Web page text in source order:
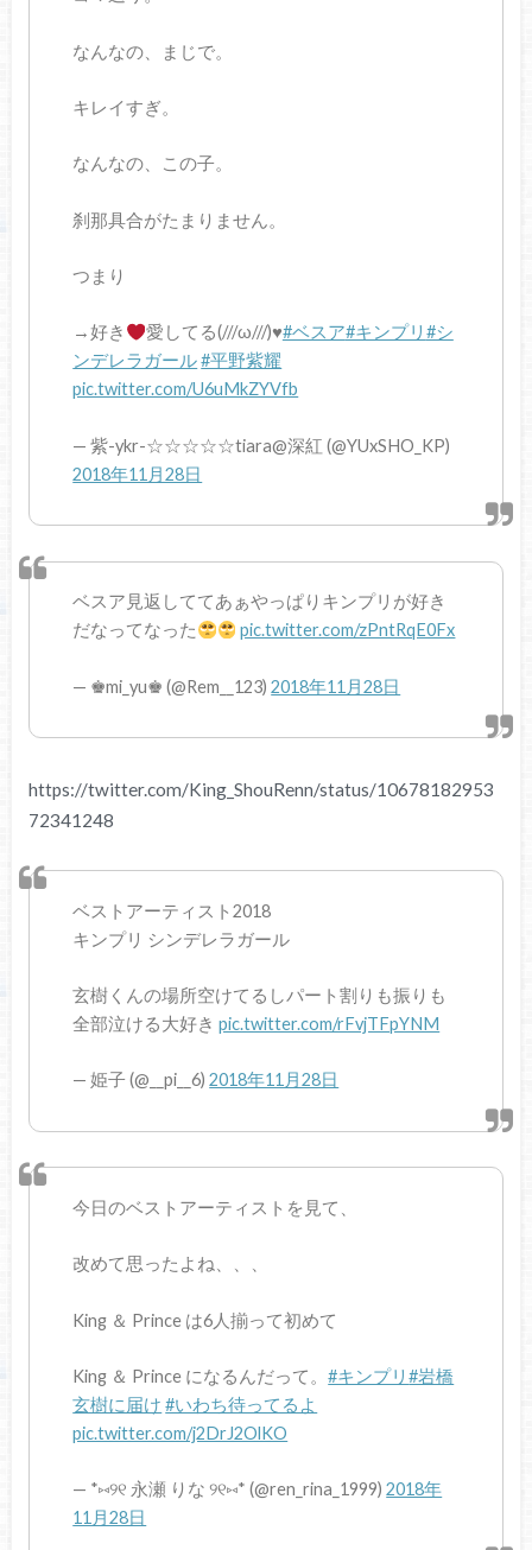
なんなの、まじで。
キレイすぎ。
なんなの、この子。
刹那具合がたまりません。
つまり
→好き 愛してる(///ω///)♥#ベスア#キンプリ #シ
ンデレラガール#平野紫耀
pic.twitter.com/U6uMkZYVfb
— 紫-ykr-☆☆☆☆☆tiara@深紅 (@YUxSHO_KP)
2018年11月28日
ベスア見返しててあぁやっぱりキンプリが好き
だなってなった
pic.twitter.com/zPntRqE0Fx
— ♚︎mi_yu♚︎ (@Rem__123)2018年11月28日
https://twitter.com/King_ShouRenn/status/10678182953
72341248
ベストアーティスト2018
キンプリ シンデレラガール
玄樹くんの場所空けてるしパート割りも振りも
全部泣ける大好きpic.twitter.com/rFvjTFpYNM
— 姫子 (@__pi__6)2018年11月28日
今日のベストアーティストを見て、
改めて思ったよね、、、
King ＆ Prince は6人揃って初めて
King ＆ Prince になるんだって。#キンプリ#岩橋
玄樹に届け #いわち待ってるよ
pic.twitter.com/j2DrJ2OlKO
— *⑅୨୧ 永瀬 りな ୨୧⑅* (@ren_rina_1999)2018年
11月28日